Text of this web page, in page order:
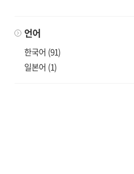
언어
한국어 (91)
일본어 (1)